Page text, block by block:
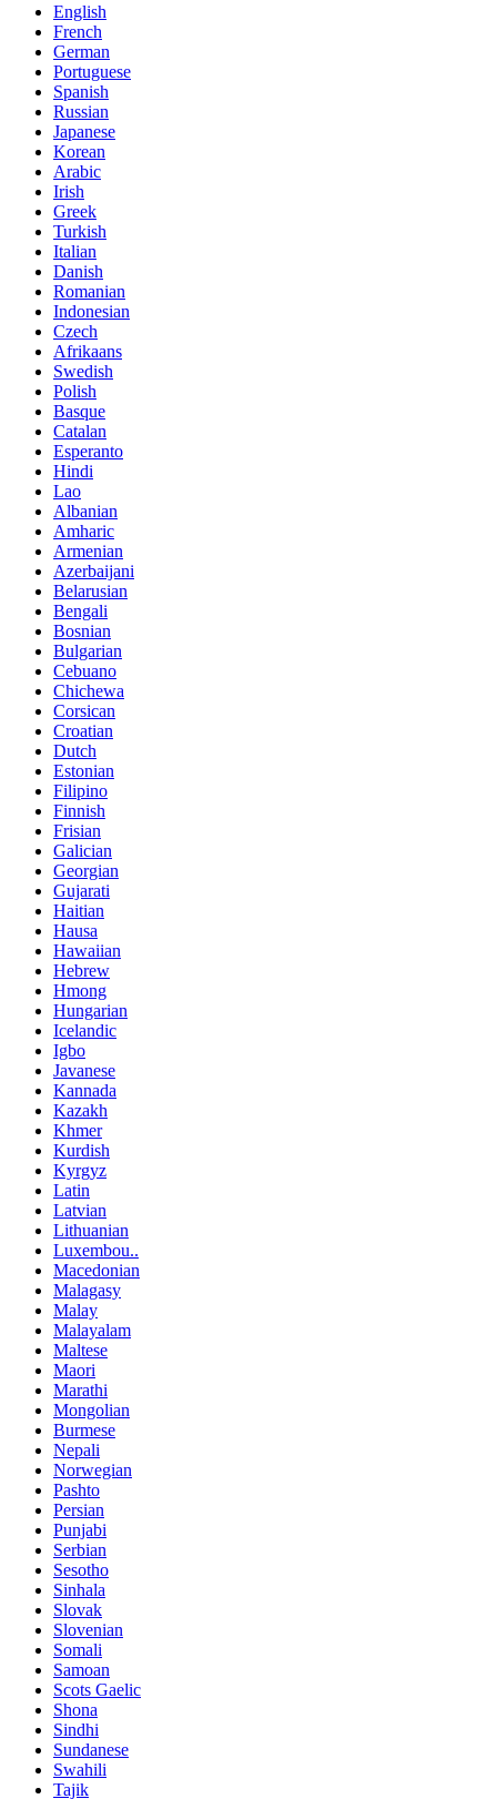
English
French
German
Portuguese
Spanish
Russian
Japanese
Korean
Arabic
Irish
Greek
Turkish
Italian
Danish
Romanian
Indonesian
Czech
Afrikaans
Swedish
Polish
Basque
Catalan
Esperanto
Hindi
Lao
Albanian
Amharic
Armenian
Azerbaijani
Belarusian
Bengali
Bosnian
Bulgarian
Cebuano
Chichewa
Corsican
Croatian
Dutch
Estonian
Filipino
Finnish
Frisian
Galician
Georgian
Gujarati
Haitian
Hausa
Hawaiian
Hebrew
Hmong
Hungarian
Icelandic
Igbo
Javanese
Kannada
Kazakh
Khmer
Kurdish
Kyrgyz
Latin
Latvian
Lithuanian
Luxembou..
Macedonian
Malagasy
Malay
Malayalam
Maltese
Maori
Marathi
Mongolian
Burmese
Nepali
Norwegian
Pashto
Persian
Punjabi
Serbian
Sesotho
Sinhala
Slovak
Slovenian
Somali
Samoan
Scots Gaelic
Shona
Sindhi
Sundanese
Swahili
Tajik